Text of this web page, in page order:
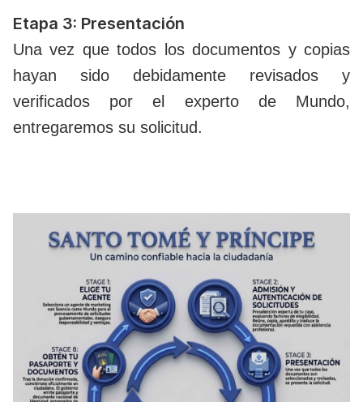
Etapa 3: Presentación
Una vez que todos los documentos y copias
hayan sido debidamente revisados y
verificados por el experto de Mundo,
entregaremos su solicitud.